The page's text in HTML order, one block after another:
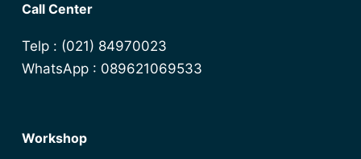
Call Center
Telp : (021) 84970023
WhatsApp : 089621069533
Workshop